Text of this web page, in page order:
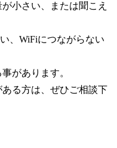
小さい、または聞こえ
、WiFiにつながらない
があります。
る方は、ぜひご相談下